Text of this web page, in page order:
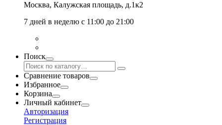
Москва, Калужская площадь, д.1к2
7 дней в неделю с 11:00 до 21:00
Поиск
Сравнение товаров
Избранное
Корзина
Личный кабинет
Авторизация
Регистрация